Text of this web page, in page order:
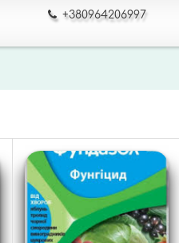
+380964206997